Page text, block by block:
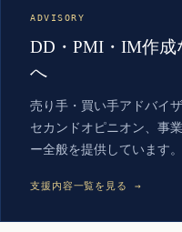
ADVISORY
DD・PMI・IM作成
へ
売り手・買い手アドバイ
セカンドオピニオン、事
ー全般を提供しています。
支援内容一覧を見る →